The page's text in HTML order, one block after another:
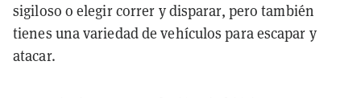
sigiloso o elegir correr y disparar, pero también
tienes una variedad de vehículos para escapar y
atacar.